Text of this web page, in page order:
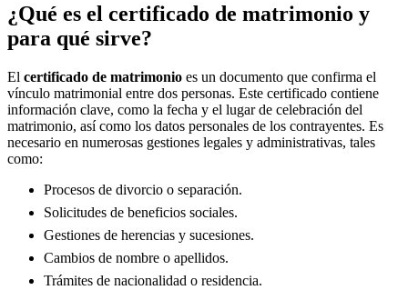
¿Qué es el certificado de matrimonio y
para qué sirve?
El certificado de matrimonio es un documento que confirma el
vínculo matrimonial entre dos personas. Este certificado contiene
información clave, como la fecha y el lugar de celebración del
matrimonio, así como los datos personales de los contrayentes. Es
necesario en numerosas gestiones legales y administrativas, tales
como:
Procesos de divorcio o separación.
Solicitudes de beneficios sociales.
Gestiones de herencias y sucesiones.
Cambios de nombre o apellidos.
Trámites de nacionalidad o residencia.